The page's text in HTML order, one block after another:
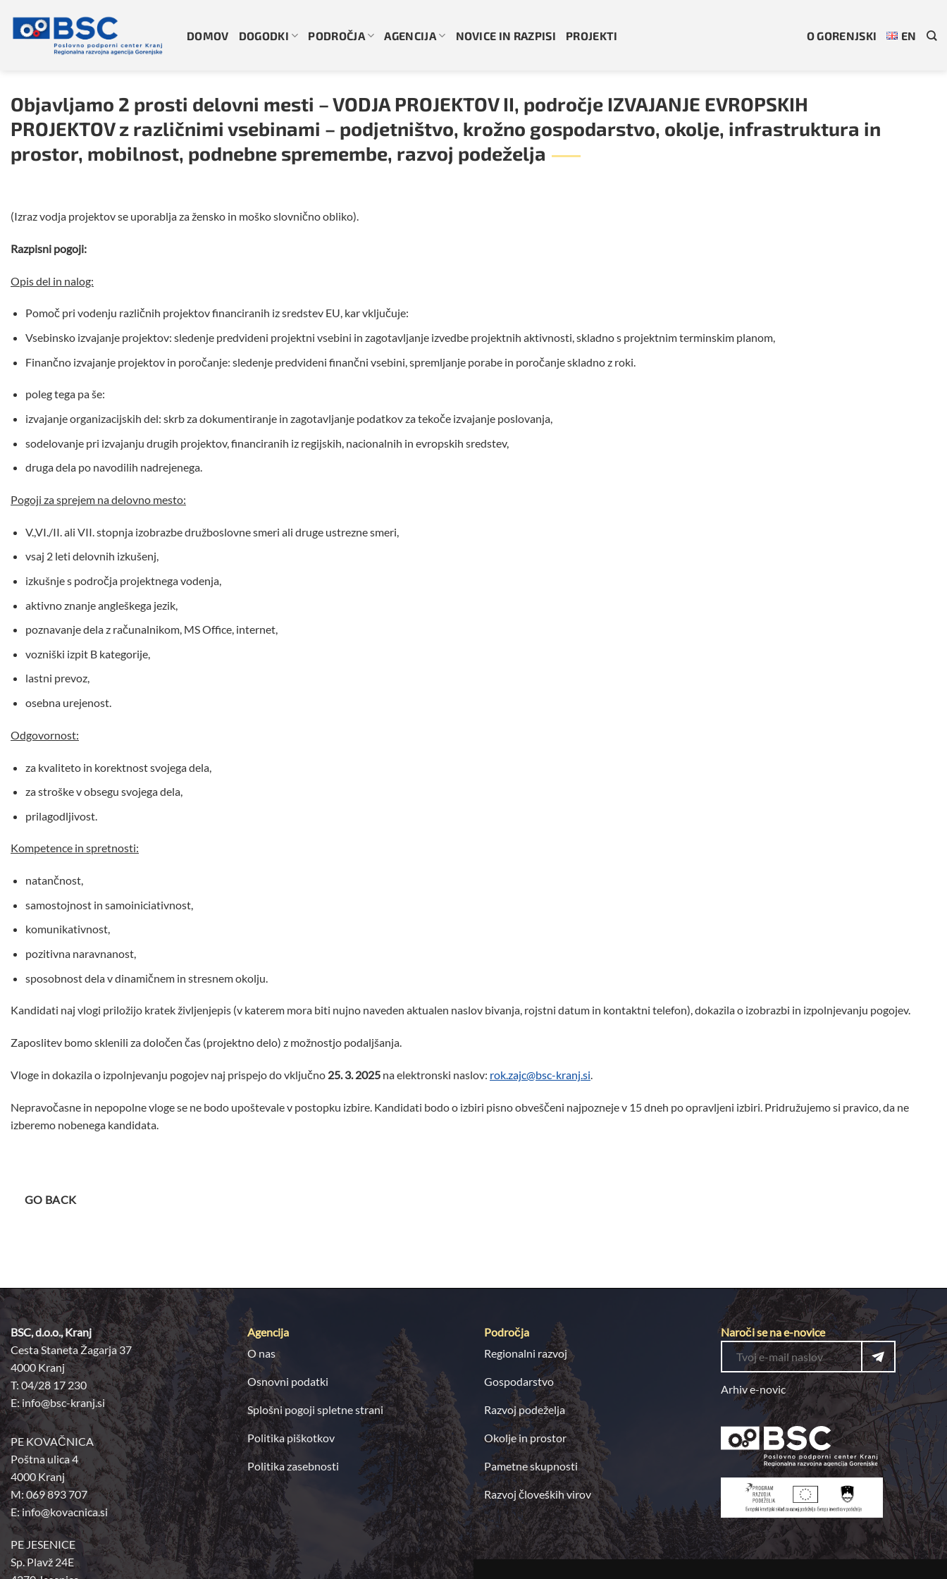
vsebino
DOMOV DOGODKI PODROČJA AGENCIJA NOVICE IN RAZPISI PROJEKTI O GORENJSKI EN
Objavljamo 2 prosti delovni mesti – VODJA PROJEKTOV II, področje IZVAJANJE EVROPSKIH
PROJEKTOV z različnimi vsebinami – podjetništvo, krožno gospodarstvo, okolje, infrastruktura in
prostor, mobilnost, podnebne spremembe, razvoj podeželja
(Izraz vodja projektov se uporablja za žensko in moško slovnično obliko).
Razpisni pogoji:
Opis del in nalog:
Pomoč pri vodenju različnih projektov financiranih iz sredstev EU, kar vključuje:
Vsebinsko izvajanje projektov: sledenje predvideni projektni vsebini in zagotavljanje izvedbe projektnih aktivnosti, skladno s projektnim terminskim planom,
Finančno izvajanje projektov in poročanje: sledenje predvideni finančni vsebini, spremljanje porabe in poročanje skladno z roki.
poleg tega pa še:
izvajanje organizacijskih del: skrb za dokumentiranje in zagotavljanje podatkov za tekoče izvajanje poslovanja,
sodelovanje pri izvajanju drugih projektov, financiranih iz regijskih, nacionalnih in evropskih sredstev,
druga dela po navodilih nadrejenega.
Pogoji za sprejem na delovno mesto:
V.,VI./II. ali VII. stopnja izobrazbe družboslovne smeri ali druge ustrezne smeri,
vsaj 2 leti delovnih izkušenj,
izkušnje s področja projektnega vodenja,
aktivno znanje angleškega jezik,
poznavanje dela z računalnikom, MS Office, internet,
vozniški izpit B kategorije,
lastni prevoz,
osebna urejenost.
Odgovornost:
za kvaliteto in korektnost svojega dela,
za stroške v obsegu svojega dela,
prilagodljivost.
Kompetence in spretnosti:
natančnost,
samostojnost in samoiniciativnost,
komunikativnost,
pozitivna naravnanost,
sposobnost dela v dinamičnem in stresnem okolju.
Kandidati naj vlogi priložijo kratek življenjepis (v katerem mora biti nujno naveden aktualen naslov bivanja, rojstni datum in kontaktni telefon), dokazila o izobrazbi in izpolnjevanju pogojev.
Zaposlitev bomo sklenili za določen čas (projektno delo) z možnostjo podaljšanja.
Vloge in dokazila o izpolnjevanju pogojev naj prispejo do vključno 25. 3. 2025 na elektronski naslov: rok.zajc@bsc-kranj.si.
Nepravočasne in nepopolne vloge se ne bodo upoštevale v postopku izbire. Kandidati bodo o izbiri pisno obveščeni najpozneje v 15 dneh po opravljeni izbiri. Pridružujemo si pravico, da ne
izberemo nobenega kandidata.
GO BACK
BSC, d.o.o., Kranj
Cesta Staneta Žagarja 37
4000 Kranj
T: 04/28 17 230
E:info@bsc-kranj.si
PE KOVAČNICA
Poštna ulica 4
4000 Kranj
M: 069 893 707
E: info@kovacnica.si
PE JESENICE
Sp. Plavž 24E
Agencija
O nas
Osnovni podatki
Splošni pogoji spletne strani
Politika piškotkov
Politika zasebnosti
Področja
Regionalni razvoj
Gospodarstvo
Razvoj podeželja
Okolje in prostor
Pametne skupnosti
Razvoj človeških virov
Naroči se na e-novice
Arhiv e-novic